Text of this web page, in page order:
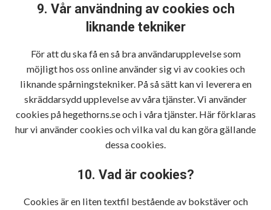
9. Vår användning av cookies och
liknande tekniker
För att du ska få en så bra användarupplevelse som
möjligt hos oss online använder sig vi av cookies och
liknande spårningstekniker. På så sätt kan vi leverera en
skräddarsydd upplevelse av våra tjänster. Vi använder
cookies på hegethorns.se och i våra tjänster. Här förklaras
hur vi använder cookies och vilka val du kan göra gällande
dessa cookies.
10. Vad är cookies?
Cookies är en liten textfil bestående av bokstäver och